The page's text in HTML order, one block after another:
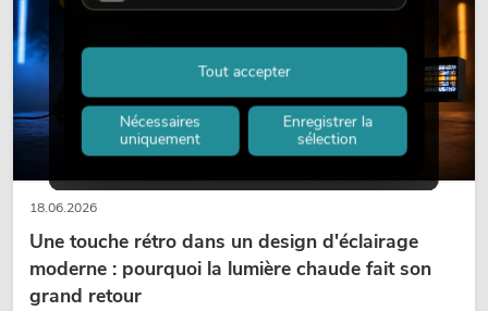
18.06.2026
Une touche rétro dans un design d'éclairage
moderne : pourquoi la lumière chaude fait son
grand retour
Nécessaires
uniquement
Enregistrer la
sélection
Tout accepter